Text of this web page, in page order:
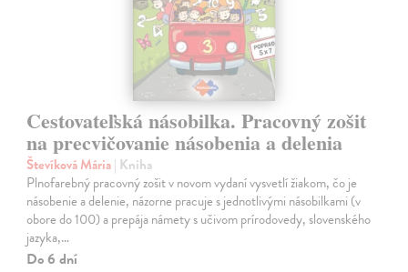
Cestovateľská násobilka. Pracovný zošit
na precvičovanie násobenia a delenia
Števíková Mária| Kniha
Plnofarebný pracovný zošit v novom vydaní vysvetlí žiakom, čo je
násobenie a delenie, názorne pracuje s jednotlivými násobilkami (v
obore do 100) a prepája námety s učivom prírodovedy, slovenského
jazyka,…
Do 6 dní